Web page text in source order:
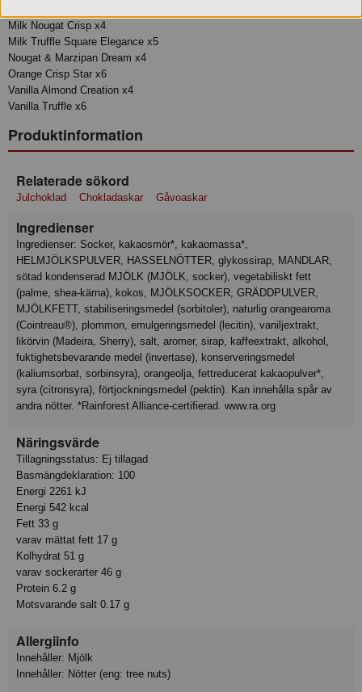
Milk Nougat Crisp x4
Milk Truffle Square Elegance x5
Nougat & Marzipan Dream x4
Orange Crisp Star x6
Vanilla Almond Creation x4
Vanilla Truffle x6
Produktinformation
Relaterade sökord
Julchoklad Chokladaskar Gåvoaskar
Ingredienser
HELMJÖLKSPULVER, HASSELNÖTTER, glykossirap, MANDLAR,
sötad kondenserad MJÖLK (MJÖLK, socker), vegetabiliskt fett
(palme, shea-kärna), kokos, MJÖLKSOCKER, GRÄDDPULVER,
MJÖLKFETT, stabiliseringsmedel (sorbitoler), naturlig orangearoma
(Cointreau®), plommon, emulgeringsmedel (lecitin), vaniljextrakt,
likörvin (Madeira, Sherry), salt, aromer, sirap, kaffeextrakt, alkohol,
fuktighetsbevarande medel (invertase), konserveringsmedel
(kaliumsorbat, sorbinsyra), orangeolja, fettreducerat kakaopulver*,
syra (citronsyra), förtjockningsmedel (pektin). Kan innehålla spår av
andra nötter. *Rainforest Alliance-certifierad. www.ra.org
Näringsvärde
Tillagningsstatus: Ej tillagad
Basmängdeklaration: 100
Energi 2261 kJ
Energi 542 kcal
Fett 33 g
varav mättat fett 17 g
Kolhydrat 51 g
varav sockerarter 46 g
Protein 6.2 g
Motsvarande salt 0.17 g
Allergiinfo
Innehåller: Mjölk
Innehåller: Nötter (eng: tree nuts)